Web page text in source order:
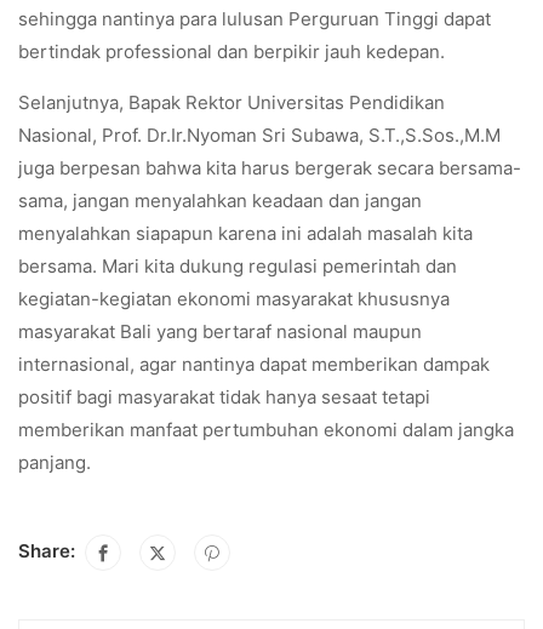
sehingga nantinya para lulusan Perguruan Tinggi dapat
bertindak professional dan berpikir jauh kedepan.
Selanjutnya, Bapak Rektor Universitas Pendidikan
Nasional, Prof. Dr.Ir.Nyoman Sri Subawa, S.T.,S.Sos.,M.M
juga berpesan bahwa kita harus bergerak secara bersama-
sama, jangan menyalahkan keadaan dan jangan
menyalahkan siapapun karena ini adalah masalah kita
bersama. Mari kita dukung regulasi pemerintah dan
kegiatan-kegiatan ekonomi masyarakat khususnya
masyarakat Bali yang bertaraf nasional maupun
internasional, agar nantinya dapat memberikan dampak
positif bagi masyarakat tidak hanya sesaat tetapi
memberikan manfaat pertumbuhan ekonomi dalam jangka
panjang.
Share: